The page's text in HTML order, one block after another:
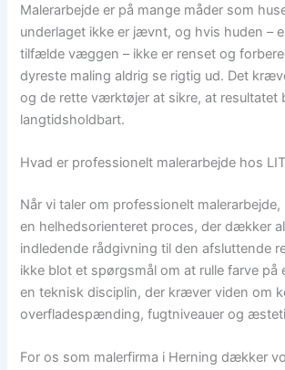
Malerarbejde er på mange måder som
underlaget ikke er jævnt, og hvis huden –
tilfælde væggen – ikke er renset og
dyreste maling aldrig se rigtig ud. Det
og de rette værktøjer at sikre, at resultatet
langtidsholdbart.
Hvad er professionelt malerarbejde hos
Når vi taler om professionelt
en helhedsorienteret proces, der dækker
indledende rådgivning til den afsluttende
ikke blot et spørgsmål om at rulle farve på
en teknisk disciplin, der kræver viden om
overfladespænding, fugtniveauer og
For os som malerfirma i Herning dækker